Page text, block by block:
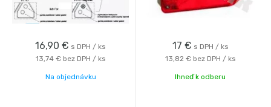
16,90 € s DPH / ks
13,74 € bez DPH / ks
Na objednávku
17 € s DPH / ks
13,82 € bez DPH / ks
Ihneď k odberu